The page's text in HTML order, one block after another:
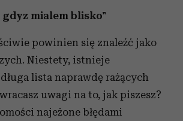
gdyz mialem blisko"
powinien się znaleźć jako
Niestety, istnieje
lista naprawdę rażących
uwagi na to, jak piszesz?
najeżone błędami